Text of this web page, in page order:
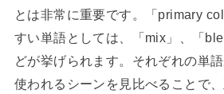
とは非常に重要です。「primary
すい単語としては、「mix」、「
どが挙げられます。それぞれの単
使われるシーンを見比べることで